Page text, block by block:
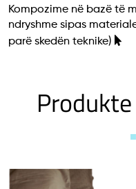
Kompozime në bazë të
ndryshme sipas
parë skedën teknike)